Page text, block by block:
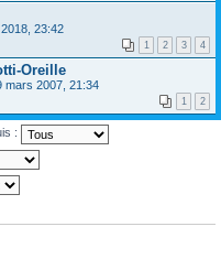
23:42
1 2 3 4
Oreille
mars 2007, 21:34
1 2
: